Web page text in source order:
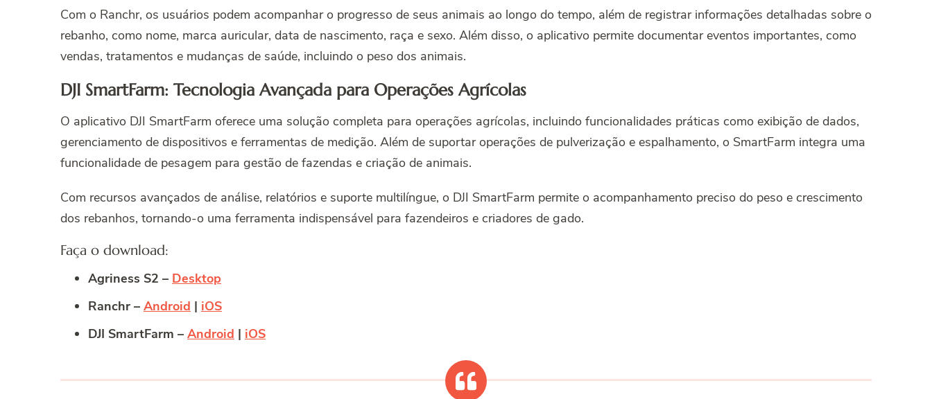
Com o Ranchr, os usuários podem acompanhar o progresso de seus animais ao longo do tempo, além de registrar informações detalhadas sobre o
rebanho, como nome, marca auricular, data de nascimento, raça e sexo. Além disso, o aplicativo permite documentar eventos importantes, como
vendas, tratamentos e mudanças de saúde, incluindo o peso dos animais.
DJI SmartFarm: Tecnologia Avançada para Operações Agrícolas
O aplicativo DJI SmartFarm oferece uma solução completa para operações agrícolas, incluindo funcionalidades práticas como exibição de dados,
gerenciamento de dispositivos e ferramentas de medição. Além de suportar operações de pulverização e espalhamento, o SmartFarm integra uma
funcionalidade de pesagem para gestão de fazendas e criação de animais.
Com recursos avançados de análise, relatórios e suporte multilíngue, o DJI SmartFarm permite o acompanhamento preciso do peso e crescimento
dos rebanhos, tornando-o uma ferramenta indispensável para fazendeiros e criadores de gado.
Faça o download:
Agriness S2 – Desktop
Ranchr – Android | iOS
DJI SmartFarm – Android | iOS